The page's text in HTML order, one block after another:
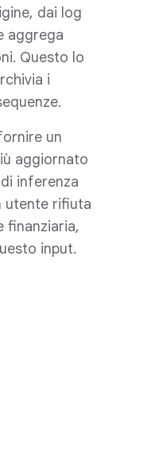
dai log
aggrega
Questo lo
i
un
aggiornato
inferenza
utente rifiuta
finanziaria,
input.